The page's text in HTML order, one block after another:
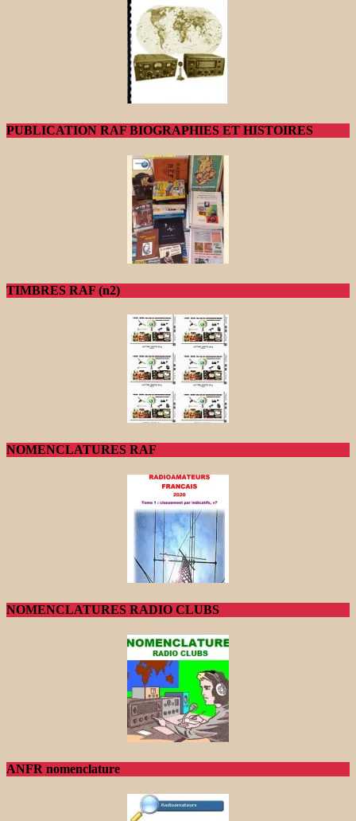
PUBLICATION RAF BIOGRAPHIES ET HISTOIRES
TIMBRES RAF (n2)
NOMENCLATURES RAF
NOMENCLATURES RADIO CLUBS
ANFR nomenclature